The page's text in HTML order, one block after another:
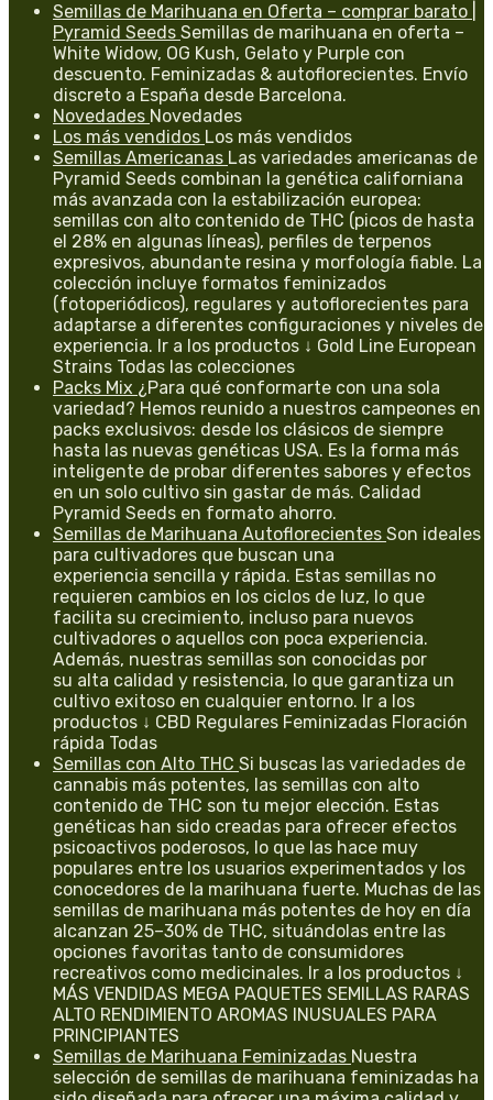
Semillas de Marihuana en Oferta – comprar barato |
Pyramid Seeds Semillas de marihuana en oferta –
White Widow, OG Kush, Gelato y Purple con
descuento. Feminizadas & autoflorecientes. Envío
discreto a España desde Barcelona.
Novedades Novedades
Los más vendidos Los más vendidos
Semillas Americanas Las variedades americanas de
Pyramid Seeds combinan la genética californiana
más avanzada con la estabilización europea:
semillas con alto contenido de THC (picos de hasta
el 28% en algunas líneas), perfiles de terpenos
expresivos, abundante resina y morfología fiable. La
colección incluye formatos feminizados
(fotoperiódicos), regulares y autoflorecientes para
adaptarse a diferentes configuraciones y niveles de
experiencia. Ir a los productos ↓ Gold Line European
Strains Todas las colecciones
Packs Mix ¿Para qué conformarte con una sola
variedad? Hemos reunido a nuestros campeones en
packs exclusivos: desde los clásicos de siempre
hasta las nuevas genéticas USA. Es la forma más
inteligente de probar diferentes sabores y efectos
en un solo cultivo sin gastar de más. Calidad
Pyramid Seeds en formato ahorro.
Semillas de Marihuana Autoflorecientes Son ideales
para cultivadores que buscan una
experiencia sencilla y rápida. Estas semillas no
requieren cambios en los ciclos de luz, lo que
facilita su crecimiento, incluso para nuevos
cultivadores o aquellos con poca experiencia.
Además, nuestras semillas son conocidas por
su alta calidad y resistencia, lo que garantiza un
cultivo exitoso en cualquier entorno. Ir a los
productos ↓ CBD Regulares Feminizadas Floración
rápida Todas
Semillas con Alto THC Si buscas las variedades de
cannabis más potentes, las semillas con alto
contenido de THC son tu mejor elección. Estas
genéticas han sido creadas para ofrecer efectos
psicoactivos poderosos, lo que las hace muy
populares entre los usuarios experimentados y los
conocedores de la marihuana fuerte. Muchas de las
semillas de marihuana más potentes de hoy en día
alcanzan 25–30% de THC, situándolas entre las
opciones favoritas tanto de consumidores
recreativos como medicinales. Ir a los productos ↓
MÁS VENDIDAS MEGA PAQUETES SEMILLAS RARAS
ALTO RENDIMIENTO AROMAS INUSUALES PARA
PRINCIPIANTES
Semillas de Marihuana Feminizadas Nuestra
selección de semillas de marihuana feminizadas ha